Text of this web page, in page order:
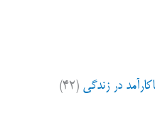
در زندگی (۴۲)